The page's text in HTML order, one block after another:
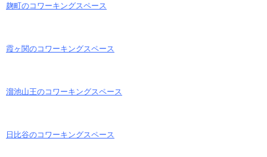
麹町のコワーキングスペース
霞ヶ関のコワーキングスペース
溜池山王のコワーキングスペース
日比谷のコワーキングスペース